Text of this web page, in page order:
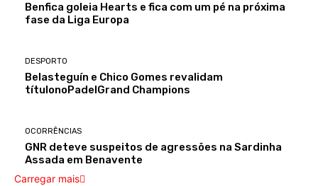
Benfica goleia Hearts e fica com um pé na próxima
fase da Liga Europa
DESPORTO
Belasteguín e Chico Gomes revalidam
títulonoPadelGrand Champions
OCORRÊNCIAS
GNR deteve suspeitos de agressões na Sardinha
Assada em Benavente
Carregar mais